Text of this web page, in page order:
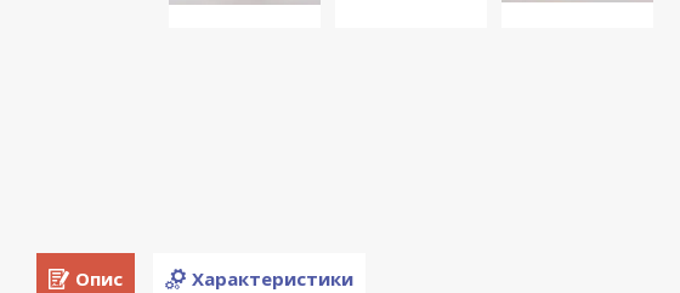
Опис Характеристики